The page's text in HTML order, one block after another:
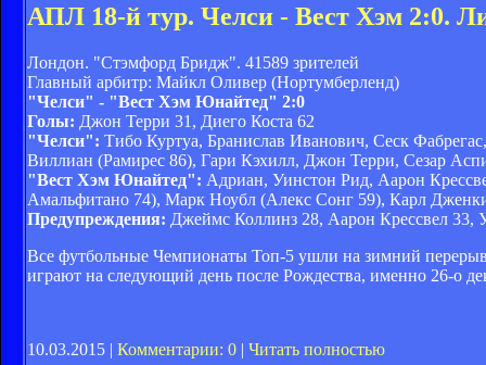
АПЛ 18-й тур. Челси - Вест Хэм 2:0.
Лондон. "Стэмфорд Бридж". 41589 зрителей
Главный арбитр: Майкл Оливер (Нортумберленд)
"Челси" - "Вест Хэм Юнайтед" 2:0
Голы: Джон Терри 31, Диего Коста 62
"Челси": Тибо Куртуа, Бранислав Иванович, Сеск
Виллиан (Рамирес 86), Гари Кэхилл, Джон Терри, Сезар
"Вест Хэм Юнайтед": Адриан, Уинстон Рид, Аарон
Амальфитано 74), Марк Ноубл (Алекс Сонг 59), Карл
Предупреждения: Джеймс Коллинз 28, Аарон Крессвел 33,
Все футбольные Чемпионаты Топ-5 ушли на зимний
играют на следующий день после Рождества, именно 26-о
10.03.2015 | Комментарии: 0 | Читать полностью